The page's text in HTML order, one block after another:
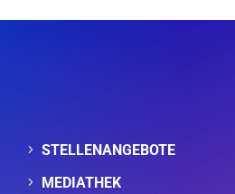
STELLENANGEBOTE
MEDIATHEK